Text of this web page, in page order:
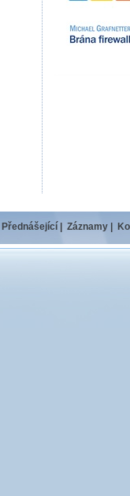
Přednášející Záznamy